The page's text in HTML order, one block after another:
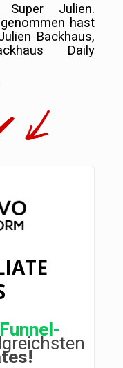
Super Julien.
hast
Backhaus,
Daily